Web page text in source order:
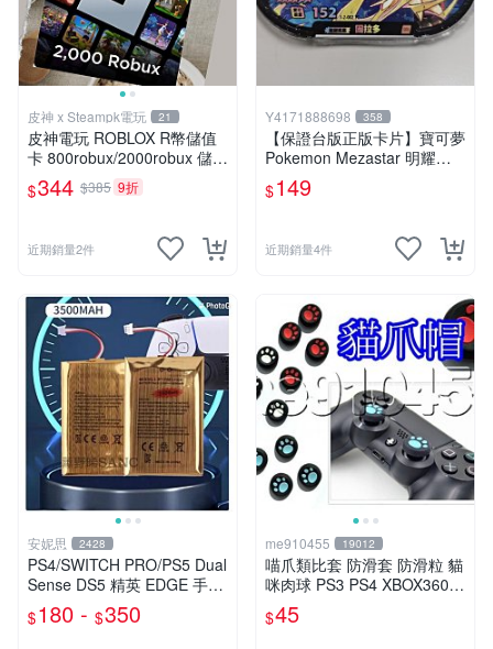
皮神 x Steampk電玩 21
皮神電玩 ROBLOX R幣儲值
卡 800robux/2000robux 儲值
序號
$344 $385 9折
近期銷量2件
Y4171888698 358
【保證台版正版卡片】寶可夢
Pokemon Mezastar 明耀之
星 第2彈 六星台版 固拉多
《保證正版卡匣》
$149
近期銷量4件
安妮思 2428
PS4/SWITCH PRO/PS5 Dual
Sense DS5 精英 EDGE 手把
手柄 搖桿 控制器 電池
$180 - $350
me910455 19012
喵爪類比套 防滑套 防滑粒 貓
咪肉球 PS3 PS4 XBOX360 X
BOX ONE PS2 通用 有現貨
顏色隨機
$45